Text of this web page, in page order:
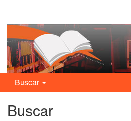
Buscar
Buscar